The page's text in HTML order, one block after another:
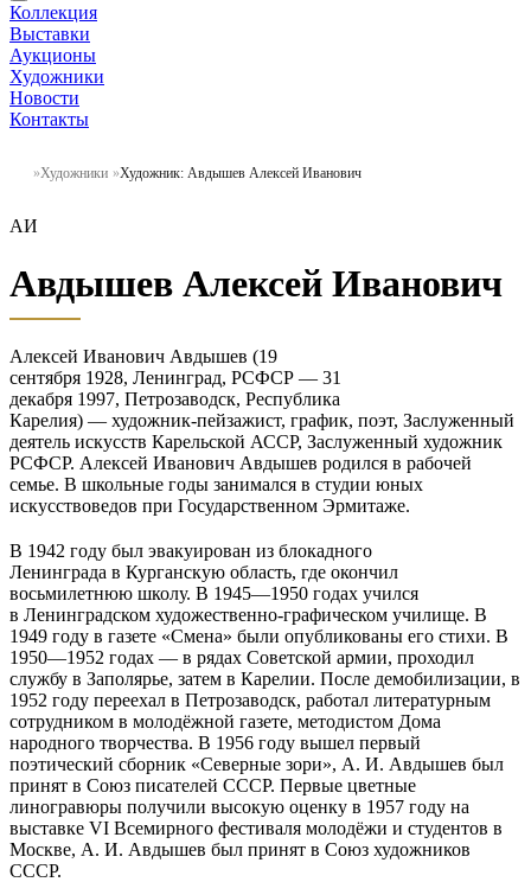
Коллекция
Выставки
Аукционы
Художники
Новости
Контакты
Художники Художник: Авдышев Алексей Иванович
АИ
Авдышев Алексей Иванович
Алексей Иванович Авдышев (19
сентября 1928, Ленинград, РСФСР — 31
декабря 1997, Петрозаводск, Республика
Карелия) — художник-пейзажист, график, поэт, Заслуженный
деятель искусств Карельской АССР, Заслуженный художник
РСФСР. Алексей Иванович Авдышев родился в рабочей
семье. В школьные годы занимался в студии юных
искусствоведов при Государственном Эрмитаже.
В 1942 году был эвакуирован из блокадного
Ленинграда в Курганскую область, где окончил
восьмилетнюю школу. В 1945—1950 годах учился
в Ленинградском художественно-графическом училище. В
1949 году в газете «Смена» были опубликованы его стихи. В
1950—1952 годах — в рядах Советской армии, проходил
службу в Заполярье, затем в Карелии. После демобилизации, в
1952 году переехал в Петрозаводск, работал литературным
сотрудником в молодёжной газете, методистом Дома
народного творчества. В 1956 году вышел первый
поэтический сборник «Северные зори», А. И. Авдышев был
принят в Союз писателей СССР. Первые цветные
линогравюры получили высокую оценку в 1957 году на
выставке VI Всемирного фестиваля молодёжи и студентов в
Москве, А. И. Авдышев был принят в Союз художников
СССР.